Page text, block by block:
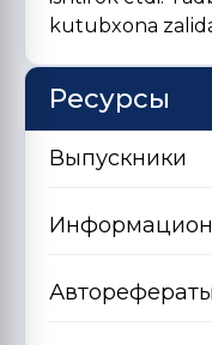
kutubxona
Ресурсы
Выпускники